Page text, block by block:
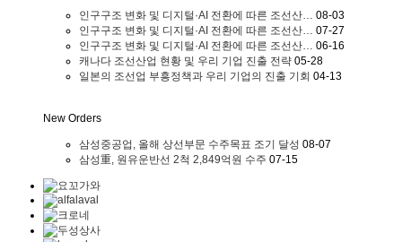
인구구조 변화 및 디지털·AI 전환에 따른 조선산…
08-03
인구구조 변화 및 디지털·AI 전환에 따른 조선산…
07-27
인구구조 변화 및 디지털·AI 전환에 따른 조선산…
06-16
캐나다 조선산업 현황 및 우리 기업 진출 전략 05-28
일본의 조선업 부흥정책과 우리 기업의 진출 기회 04-13
New Orders
삼성중공업, 올해 상선부문 수주목표 조기 달성 08-07
삼성重, 원유운반선 2척 2,849억원 수주 07-15